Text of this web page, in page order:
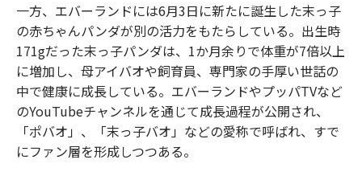
一方、エバーランドには6月3日に新たに誕生した末っ子
の赤ちゃんパンダが別の活力をもたらしている。出生時
171gだった末っ子パンダは、1か月余りで体重が7倍以上
に増加し、母アイバオや飼育員、専門家の手厚い世話の
中で健康に成長している。エバーランドやプッパTVなど
のYouTubeチャンネルを通じて成長過程が公開され、
「ポバオ」、「末っ子バオ」などの愛称で呼ばれ、すで
にファン層を形成しつつある。